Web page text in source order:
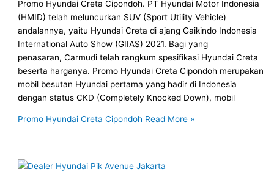
Promo Hyundai Creta Cipondoh. PT Hyundai Motor Indonesia
(HMID) telah meluncurkan SUV (Sport Utility Vehicle)
andalannya, yaitu Hyundai Creta di ajang Gaikindo Indonesia
International Auto Show (GIIAS) 2021. Bagi yang
penasaran, Carmudi telah rangkum spesifikasi Hyundai Creta
beserta harganya. Promo Hyundai Creta Cipondoh merupakan
mobil besutan Hyundai pertama yang hadir di Indonesia
dengan status CKD (Completely Knocked Down), mobil
Promo Hyundai Creta Cipondoh Read More »